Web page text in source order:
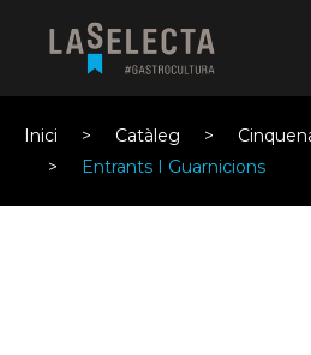
Inici Catàleg
Entrants I Guarnicions